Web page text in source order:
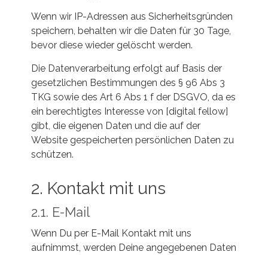
Wenn wir IP-Adressen aus Sicherheitsgründen
speichern, behalten wir die Daten für 30 Tage,
bevor diese wieder gelöscht werden.
Die Datenverarbeitung erfolgt auf Basis der
gesetzlichen Bestimmungen des § 96 Abs 3
TKG sowie des Art 6 Abs 1 f der DSGVO, da es
ein berechtigtes Interesse von [digital fellow]
gibt, die eigenen Daten und die auf der
Website gespeicherten persönlichen Daten zu
schützen.
2. Kontakt mit uns
2.1. E-Mail
Wenn Du per E-Mail Kontakt mit uns
aufnimmst, werden Deine angegebenen Daten